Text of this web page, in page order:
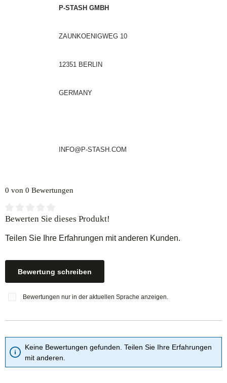
P-STASH GMBH
ZAUNKOENIGWEG 10
12351 BERLIN
GERMANY
INFO@P-STASH.COM
0 von 0 Bewertungen
Durchschnittliche Bewertung von 0 von 5 Sternen
Bewerten Sie dieses Produkt!
Teilen Sie Ihre Erfahrungen mit anderen Kunden.
Bewertung schreiben
Bewertungen nur in der aktuellen Sprache anzeigen.
Keine Bewertungen gefunden. Teilen Sie Ihre Erfahrungen
mit anderen.